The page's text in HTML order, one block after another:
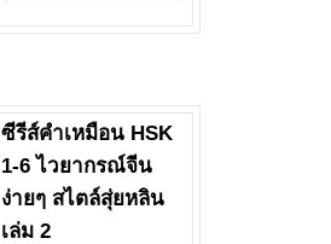
ซีรีส์คำเหมือน HSK
1-6 ไวยากรณ์จีน
ง่ายๆ สไตล์สุ่ยหลิน
เล่ม 2